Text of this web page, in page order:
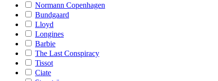
Normann Copenhagen
Bundgaard
Lloyd
Longines
Barbie
The Last Conspiracy
Tissot
Ciate